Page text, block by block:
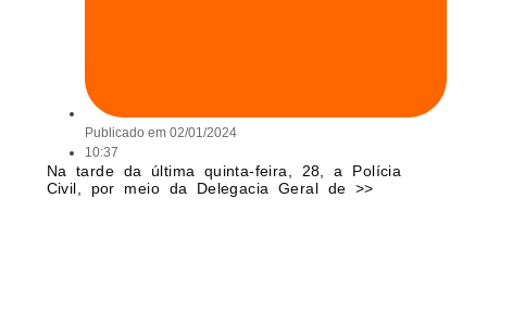
Publicado em 02/01/2024
10:37
Na tarde da última quinta-feira, 28, a Polícia
Civil, por meio da Delegacia Geral de >>